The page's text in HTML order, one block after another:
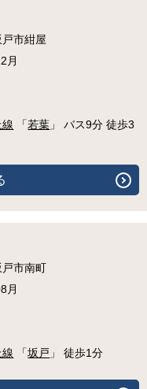
市紺屋
月
「若葉 」 バス9分 徒歩3
市南町
月
「坂戸 」 徒歩1分